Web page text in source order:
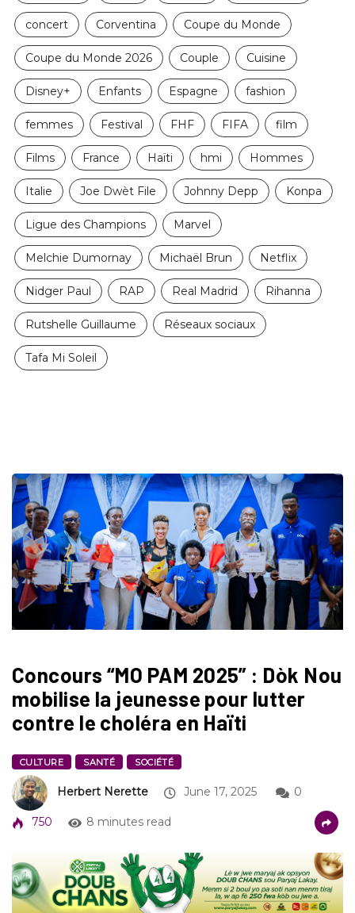
concert Corventina Coupe du Monde
Coupe du Monde 2026 Couple Cuisine
Disney+ Enfants Espagne fashion
femmes Festival FHF FIFA film
Films France Haïti hmi Hommes
Italie Joe Dwèt File Johnny Depp Konpa
Ligue des Champions Marvel
Melchie Dumornay Michaël Brun Netflix
Nidger Paul RAP Real Madrid Rihanna
Rutshelle Guillaume Réseaux sociaux
Tafa Mi Soleil
Concours “MO PAM 2025” : Dòk Nou
mobilise la jeunesse pour lutter
contre le choléra en Haïti
CULTURE SANTÉ SOCIÉTÉ
Herbert Nerette June 17, 2025 0
750 8 minutes read